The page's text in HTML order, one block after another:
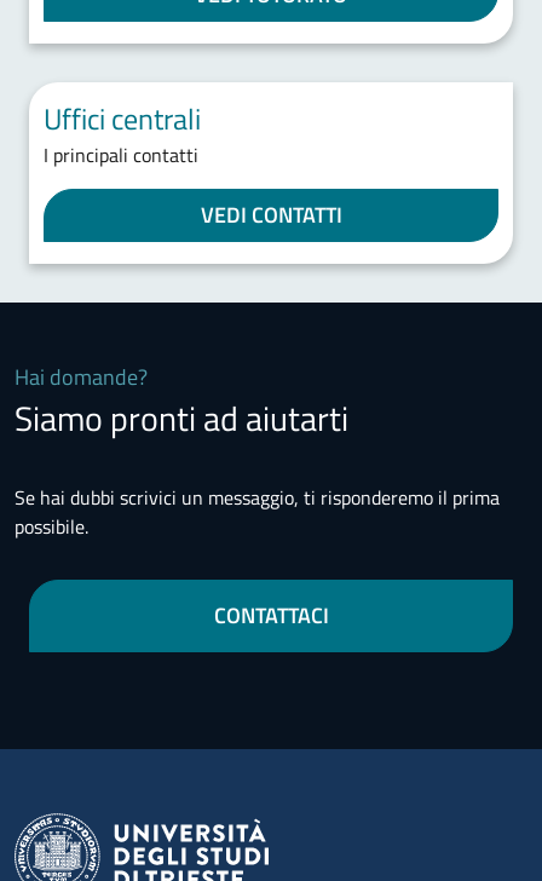
Uffici centrali
I principali contatti
VEDI CONTATTI
Hai domande?
Siamo pronti ad aiutarti
Se hai dubbi scrivici un messaggio, ti risponderemo il prima
possibile.
CONTATTACI